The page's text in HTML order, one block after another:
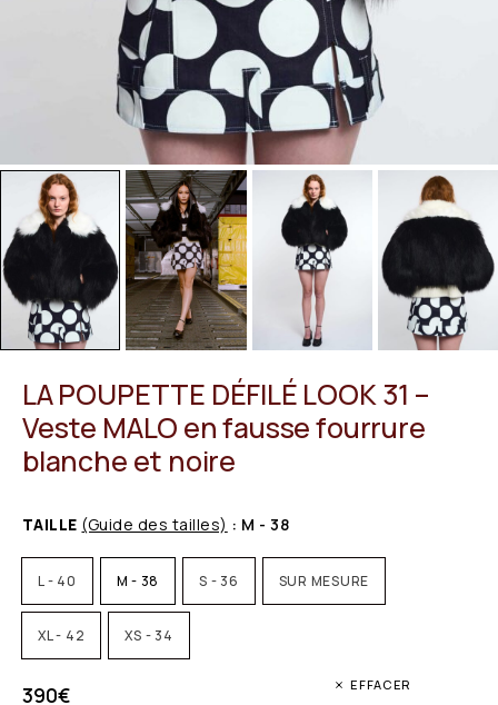
LA POUPETTE DÉFILÉ LOOK 31 –
Veste MALO en fausse fourrure
blanche et noire
TAILLE (Guide des tailles) : M - 38
L - 40 M - 38 S - 36 SUR MESURE
XL - 42 XS - 34
EFFACER
390€